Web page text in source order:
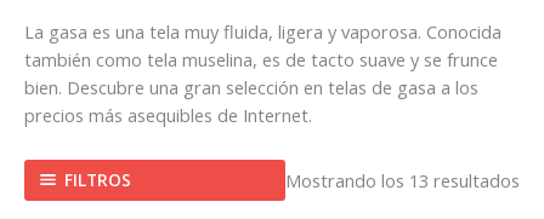
La gasa es una tela muy fluida, ligera y vaporosa. Conocida
también como tela muselina, es de tacto suave y se frunce
bien. Descubre una gran selección en telas de gasa a los
precios más asequibles de Internet.
FILTROS Mostrando los 13 resultados